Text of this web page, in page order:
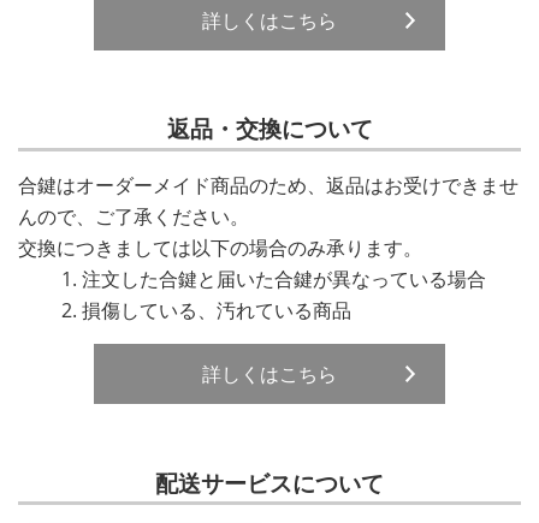
詳しくはこちら
返品・交換について
合鍵はオーダーメイド商品のため、返品はお受けできませ
んので、ご了承ください。
交換につきましては以下の場合のみ承ります。
注文した合鍵と届いた合鍵が異なっている場合
損傷している、汚れている商品
詳しくはこちら
配送サービスについて